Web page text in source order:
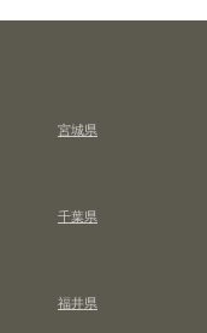
宮城県
千葉県
福井県